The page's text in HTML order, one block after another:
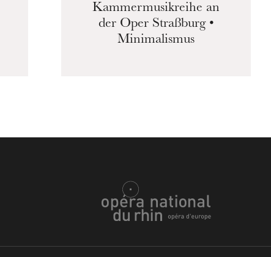
Kammermusikreihe an
der Oper Straßburg •
Minimalismus